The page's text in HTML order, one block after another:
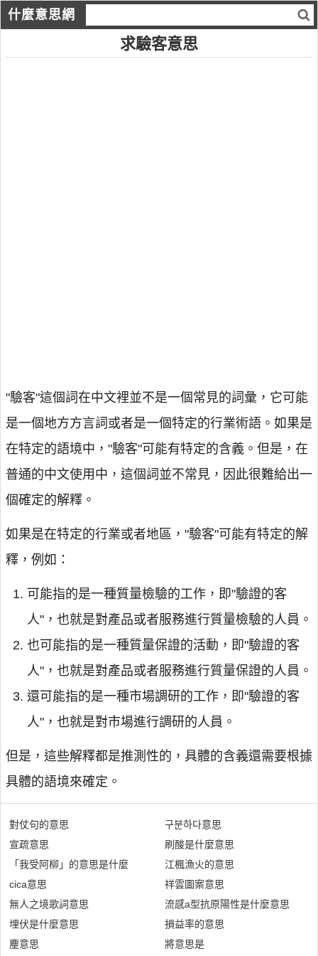
什麼意思網
求驗客意思
"驗客"這個詞在中文裡並不是一個常見的詞彙，它可能
是一個地方方言詞或者是一個特定的行業術語。如果是
在特定的語境中，"驗客"可能有特定的含義。但是，在
普通的中文使用中，這個詞並不常見，因此很難給出一
個確定的解釋。
如果是在特定的行業或者地區，"驗客"可能有特定的解
釋，例如：
可能指的是一種質量檢驗的工作，即"驗證的客
人"，也就是對產品或者服務進行質量檢驗的人員。
也可能指的是一種質量保證的活動，即"驗證的客
人"，也就是對產品或者服務進行質量保證的人員。
還可能指的是一種市場調研的工作，即"驗證的客
人"，也就是對市場進行調研的人員。
但是，這些解釋都是推測性的，具體的含義還需要根據
具體的語境來確定。
對仗句的意思
宣疏意思
「我受阿柳」的意思是什麼
cica意思
無人之境歌詞意思
埋伏是什麼意思
麈意思
구분하다意思
刷酸是什麼意思
江楓漁火的意思
祥雲圖案意思
流感a型抗原陽性是什麼意思
損益率的意思
將意思是